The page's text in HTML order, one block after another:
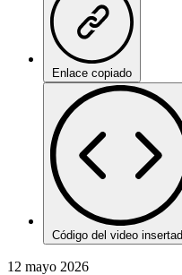
Enlace copiado
Código del video
12 mayo 2026